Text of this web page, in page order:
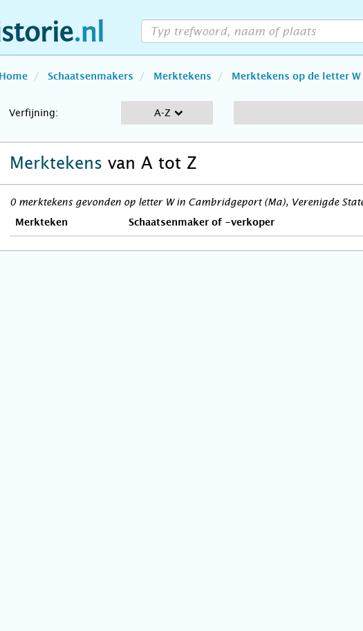
Home Schaatsenmakers Merktekens Merktekens op de letter W
Verfijning: A-Z
Merktekens van A tot Z
0 merktekens gevonden op letter W in Cambridgeport (Ma), Verenigde
Merkteken Schaatsenmaker of -verkoper